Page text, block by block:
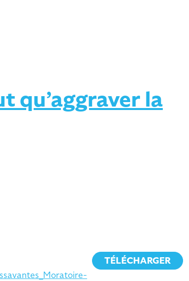
qu’aggraver la
TÉLÉCHARGER